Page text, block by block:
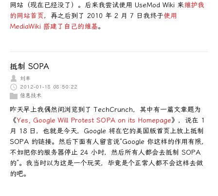
网站（现在已经没了）。后来我尝试使用 UseMod Wiki 来维护我
的网站首页，再之后到了 2010 年 2 月 7 日我终于使用
MediaWiki 搭建了自己的维基。
抵制 SOPA
刘丰
2012-01-18 08:50:22
信息技术
昨天早上我偶然间浏览到了 TechCrunch，其中有一篇文章题为
《Yes, Google Will Protest SOPA on its Homepage》，说在 1
月 18 日，也就是今天，Google 将在它的美国版首页上放上抵制
SOPA 的链接。然后下面有人留言说“Google 你这样的作用有限，
不如把你的服务器停止 24 小时，然后所有人都会去抵制 SOPA
的”。我当时以为这是一个玩笑，毕竟是个正常人都不会这样去做
的吧。